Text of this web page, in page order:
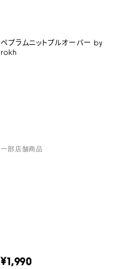
ペプラムニットプルオーバー by
rokh
一部店舗商品
¥1,990